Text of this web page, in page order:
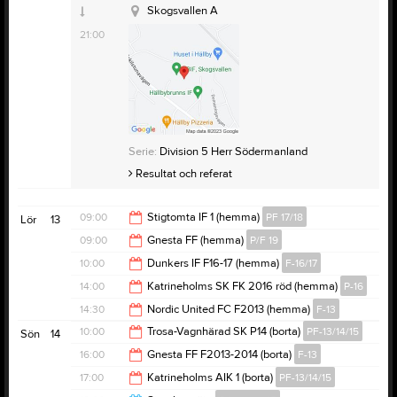
20:00
21:00
Skogsvallen A
Serie: Division 5 Herr Södermanland
Resultat och referat
13
Lör 09:00 Stigtomta IF 1 (hemma) PF 17/18
16:00
09:00 Gnesta FF (hemma) P/F 19
16:00
10:00 Dunkers IF F16-17 (hemma) F-16/17
11:00
14:00 Katrineholms SK FK 2016 röd (hemma) P-16
16:00
14:30 Nordic United FC F2013 (hemma) F-13
16:30
14
Sön 10:00 Trosa-Vagnhärad SK P14 (borta) PF-13/14/15
12:00
16:00 Gnesta FF F2013-2014 (borta) F-13
17:00 Katrineholms AIK 1 (borta) PF-13/14/15